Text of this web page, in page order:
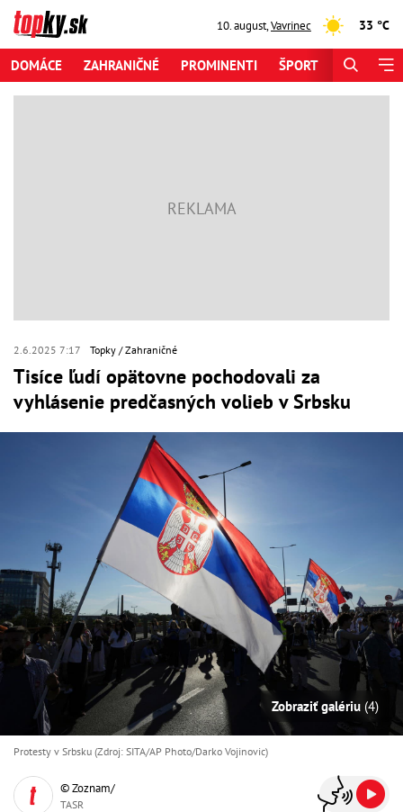
10. august,Vavrinec 33 °C
DOMÁCE ZAHRANIČNÉ PROMINENTI ŠPORT
2.6.2025 7:17 Topky Zahraničné
Tisíce ľudí opätovne pochodovali za
vyhlásenie predčasných volieb v Srbsku
Zobraziť galériu (4)
Protesty v Srbsku (Zdroj: SITA/AP Photo/Darko Vojinovic)
© Zoznam/
TASR